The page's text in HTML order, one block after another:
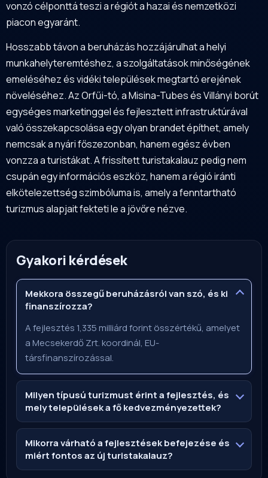
vonzó célponttá teszi a régiót a hazai és nemzetközi
piacon egyaránt.
Hosszabb távon a beruházás hozzájárulhat a helyi
munkahelyteremtéshez, a szolgáltatások minőségének
emeléséhez és vidéki települések megtartó erejének
növeléséhez. Az Orfűi-tó, a Misina-Tubes és Villányi borút
egységes marketinggel és fejlesztett infrastruktúrával
való összekapcsolása egy olyan brandet építhet, amely
nemcsak a nyári főszezonban, hanem egész évben
vonzza a turistákat. A frissített turistakalauz pedig nem
csupán egy információs eszköz, hanem a régió iránti
elkötelezettség szimbóluma is, amely a fenntartható
turizmus alapjait fekteti le a jövőre nézve.
Gyakori kérdések
Mekkora összegű beruházásról van szó, és ki
finanszírozza?
A fejlesztés 1,335 milliárd forint összértékű, amelyet
a Mecsekerdő Zrt. koordinál, EU-
társfinanszírozással.
Milyen típusú turizmust érint a fejlesztés, és
mely települések a fő kedvezményezettek?
Mikorra várható a fejlesztések befejezése és
miért fontos az új turistakalauz?